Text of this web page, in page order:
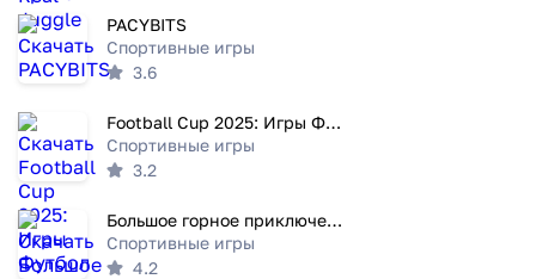
PACYBITS
Спортивные игры
3.6
Football Cup 2025: Игры Футбол
Спортивные игры
3.2
Большое горное приключение
Спортивные игры
4.2